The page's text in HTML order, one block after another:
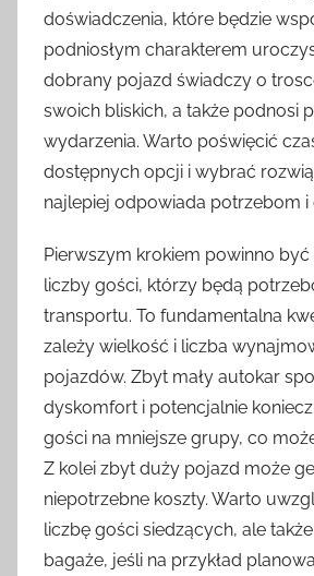
doświadczenia, które będzie
podniosłym charakterem
dobrany pojazd świadczy o
swoich bliskich, a także podnosi
wydarzenia. Warto poświęcić
dostępnych opcji i wybrać
najlepiej odpowiada potrzebom i
Pierwszym krokiem powinno być
liczby gości, którzy będą
transportu. To fundamentalna
zależy wielkość i liczba
pojazdów. Zbyt mały autokar
dyskomfort i potencjalnie
gości na mniejsze grupy, co
Z kolei zbyt duży pojazd może
niepotrzebne koszty. Warto
liczbę gości siedzących, ale
bagaże, jeśli na przykład